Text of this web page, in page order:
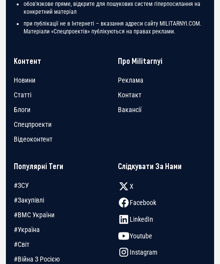
обов'язкове пряме, відкрите для пошукових систем гіперпосилання на
конкретний матеріал
при публікації не в Інтернеті – вказання адреси сайту MILITARNYI.COM.
Матеріали «Спецпроектів» публікуються на правах реклами.
Контент
Новини
Статті
Блоги
Спецпроекти
Відеоконтент
Про Militarnyi
Реклама
Контакт
Вакансії
Популярні Теги
#ЗСУ
#Закупівлі
#ВМС України
#Україна
#Світ
#Війна З Росією
Слідкувати За Нами
X
Facebook
LinkedIn
Youtube
Instagram